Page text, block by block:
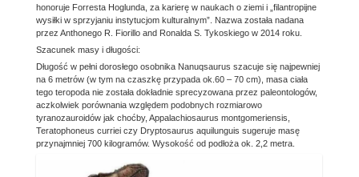
honoruje Forresta Hoglunda, za karierę w naukach o ziemi i „filantropijne
wysiłki w sprzyjaniu instytucjom kulturalnym”. Nazwa została nadana
przez Anthonego R. Fiorillo and Ronalda S. Tykoskiego w 2014 roku.
Szacunek masy i długości:
Długość w pełni dorosłego osobnika Nanuqsaurus szacuje się najpewniej
na 6 metrów (w tym na czaszkę przypada ok.60 – 70 cm), masa ciała
tego teropoda nie została dokładnie sprecyzowana przez paleontologów,
aczkolwiek porównania względem podobnych rozmiarowo
tyranozauroidów jak choćby, Appalachiosaurus montgomeriensis,
Teratophoneus curriei czy Dryptosaurus aquilunguis sugeruje masę
przynajmniej 700 kilogramów. Wysokość od podłoża ok. 2,2 metra.